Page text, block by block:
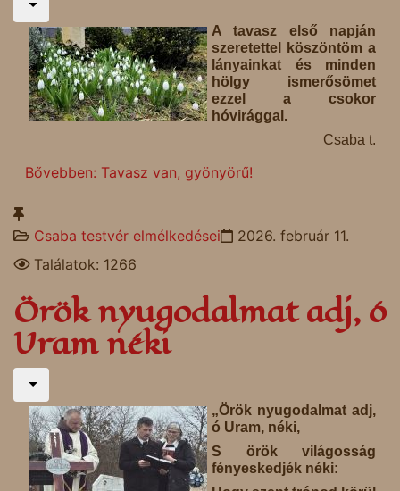
A tavasz első napján
szeretettel köszöntöm a
lányainkat és minden
hölgy ismerősömet
ezzel a csokor
hóvirággal.
Csaba t.
Bővebben: Tavasz van, gyönyörű!
Csaba testvér elmélkedései
2026. február 11.
Találatok: 1266
Örök nyugodalmat adj, ó
Uram néki
„Örök nyugodalmat adj,
ó Uram, néki,
S örök világosság
fényeskedjék néki: